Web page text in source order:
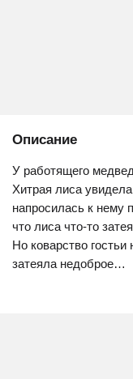
Описание
У работящего
Хитрая лиса
напросилась к нему
что лиса что-то
Но коварство гостьи
затеяла недоброе…